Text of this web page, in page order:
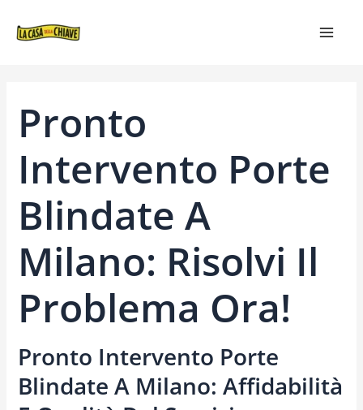
Pronto
Intervento Porte
Blindate A
Milano: Risolvi Il
Problema Ora!
Pronto Intervento Porte
Blindate A Milano: Affidabilità
ARTICOLI